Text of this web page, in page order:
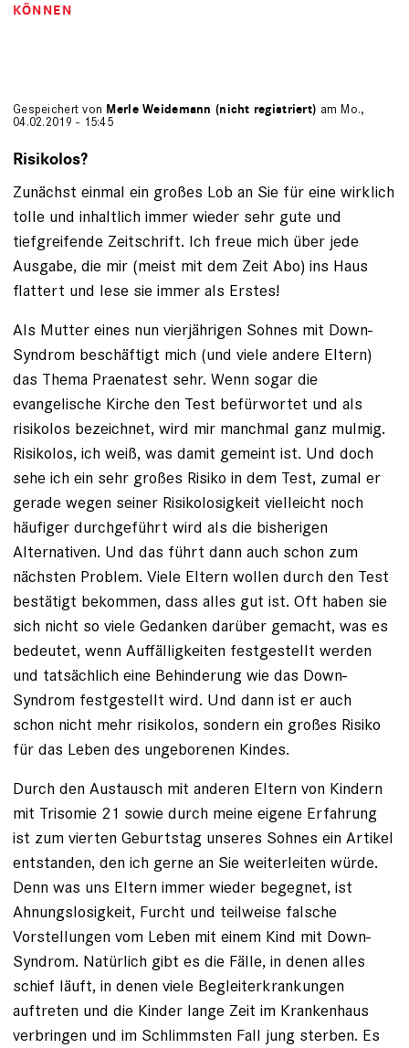
KÖNNEN
Gespeichert von Merle Weidemann (nicht registriert) am Mo.,
04.02.2019 - 15:45
Risikolos?
Zunächst einmal ein großes Lob an Sie für eine wirklich
tolle und inhaltlich immer wieder sehr gute und
tiefgreifende Zeitschrift. Ich freue mich über jede
Ausgabe, die mir (meist mit dem Zeit Abo) ins Haus
flattert und lese sie immer als Erstes!
Als Mutter eines nun vierjährigen Sohnes mit Down-
Syndrom beschäftigt mich (und viele andere Eltern)
das Thema Praenatest sehr. Wenn sogar die
evangelische Kirche den Test befürwortet und als
risikolos bezeichnet, wird mir manchmal ganz mulmig.
Risikolos, ich weiß, was damit gemeint ist. Und doch
sehe ich ein sehr großes Risiko in dem Test, zumal er
gerade wegen seiner Risikolosigkeit vielleicht noch
häufiger durchgeführt wird als die bisherigen
Alternativen. Und das führt dann auch schon zum
nächsten Problem. Viele Eltern wollen durch den Test
bestätigt bekommen, dass alles gut ist. Oft haben sie
sich nicht so viele Gedanken darüber gemacht, was es
bedeutet, wenn Auffälligkeiten festgestellt werden
und tatsächlich eine Behinderung wie das Down-
Syndrom festgestellt wird. Und dann ist er auch
schon nicht mehr risikolos, sondern ein großes Risiko
für das Leben des ungeborenen Kindes.
Durch den Austausch mit anderen Eltern von Kindern
mit Trisomie 21 sowie durch meine eigene Erfahrung
ist zum vierten Geburtstag unseres Sohnes ein Artikel
entstanden, den ich gerne an Sie weiterleiten würde.
Denn was uns Eltern immer wieder begegnet, ist
Ahnungslosigkeit, Furcht und teilweise falsche
Vorstellungen vom Leben mit einem Kind mit Down-
Syndrom. Natürlich gibt es die Fälle, in denen alles
schief läuft, in denen viele Begleiterkrankungen
auftreten und die Kinder lange Zeit im Krankenhaus
verbringen und im Schlimmsten Fall jung sterben. Es